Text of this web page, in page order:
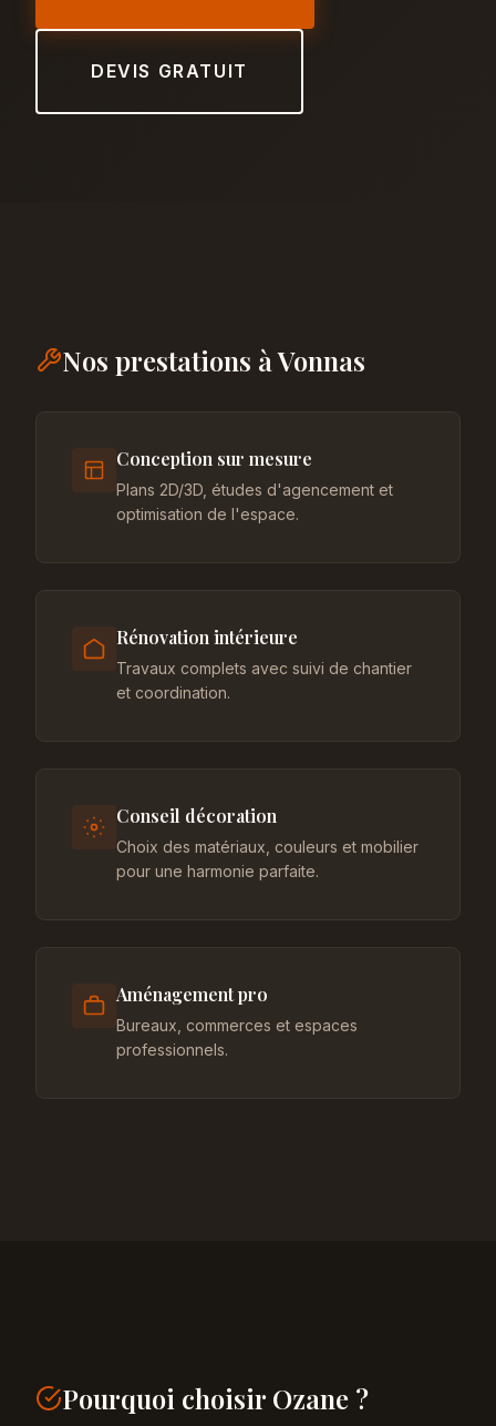
DEVIS GRATUIT
Nos prestations à Vonnas
Conception sur mesure
Plans 2D/3D, études d'agencement et
optimisation de l'espace.
Rénovation intérieure
Travaux complets avec suivi de chantier
et coordination.
Conseil décoration
Choix des matériaux, couleurs et mobilier
pour une harmonie parfaite.
Aménagement pro
Bureaux, commerces et espaces
professionnels.
Pourquoi choisir Ozane ?